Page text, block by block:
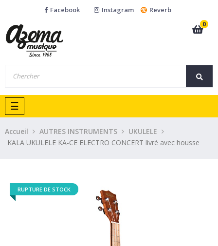
Facebook Instagram
Reverb
0
Basculer
la
navigation
☰
Accueil AUTRES INSTRUMENTS
UKULELE
KALA UKULELE KA-CE ELECTRO CONCERT livré avec housse
RUPTURE DE STOCK